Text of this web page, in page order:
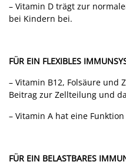
– Vitamin D trägt zur
bei Kindern bei.
FÜR EIN FLEXIBLES
– Vitamin B12, Folsäure und
Beitrag zur Zellteilung und
– Vitamin A hat eine
FÜR EIN BELASTBARES